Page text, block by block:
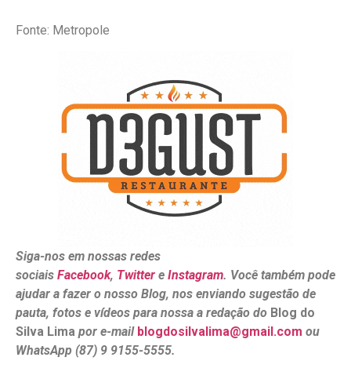
Fonte: Metropole
Siga-nos em nossas redes
sociais Facebook, Twitter e Instagram. Você também pode
ajudar a fazer o nosso Blog, nos enviando sugestão de
pauta, fotos e vídeos para nossa a redação do Blog do
Silva Lima por e-mail blogdosilvalima@gmail.com ou
WhatsApp (87) 9 9155-5555.